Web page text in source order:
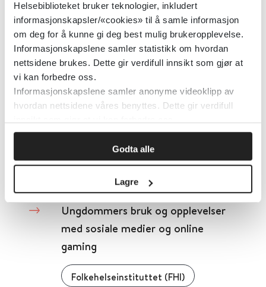
Helsebiblioteket bruker teknologier, inkludert
informasjonskapsler/«cookies» til å samle informasjon
om deg for å kunne gi deg best mulig brukeropplevelse.
Informasjonskapslene samler statistikk om hvordan
nettsidene brukes. Dette gir verdifull innsikt som gjør at
vi kan forbedre oss.
Informasjonskapslene samler anonyme videoklipp av
hvordan nettsidene våres benyttes. Dette gir verdifull
Godta alle
Lagre
Detaljer
Ungdom med uavklart tilstand -
Samhandling mellom kommunale
tjenester og mellom kommunale
tjenester og BUP
Statens undersøkelseskommisjon for helse- og omsorgstjenesten (UKOM) 2021
Detaljer
Ungdommers bruk og opplevelser
med sosiale medier og online
gaming
Folkehelseinstituttet (FHI)